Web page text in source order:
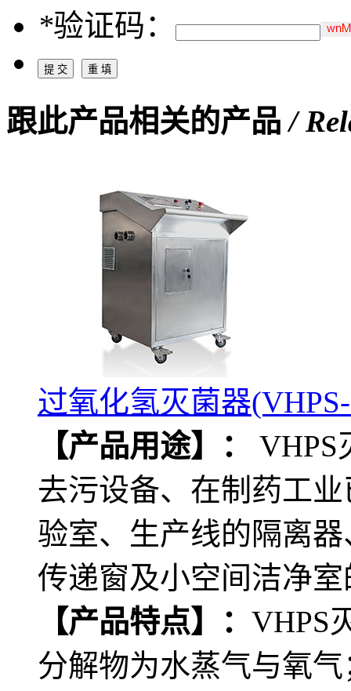
*验证码：
跟此产品相关的产品/
过氧化氢灭菌器
【产品用途】：
VHPS
去污设备、在制药工
验室、生产线的隔离
传递窗及小空间洁净
【产品特点】： VHPS
分解物为水蒸气与氧